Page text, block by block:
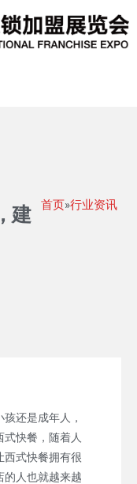
建
首页»行业资讯
还是成年人，
快餐，随着人
西式快餐拥有很
的人也就越来越